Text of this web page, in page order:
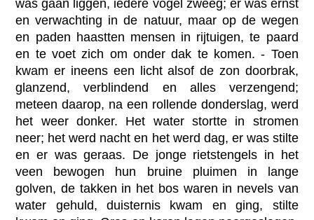
was gaan liggen, iedere vogel zweeg; er was ernst
en verwachting in de natuur, maar op de wegen
en paden haastten mensen in rijtuigen, te paard
en te voet zich om onder dak te komen. - Toen
kwam er ineens een licht alsof de zon doorbrak,
glanzend, verblindend en alles verzengend;
meteen daarop, na een rollende donderslag, werd
het weer donker. Het water stortte in stromen
neer; het werd nacht en het werd dag, er was stilte
en er was geraas. De jonge rietstengels in het
veen bewogen hun bruine pluimen in lange
golven, de takken in het bos waren in nevels van
water gehuld, duisternis kwam en ging, stilte